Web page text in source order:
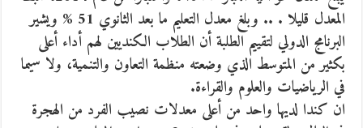
المعدل قليلا . .. وبلغ معدل التعليم ما بعد الثانوي 51 % ويشير
البرنامج الدولي لتقييم الطلبة أن الطلاب الكنديين لهم أداء أعلى
بكثير من المتوسط الذي وضعته منظمة التعاون والتنمية، ولا سيما
في الرياضيات والعلوم والقراءة.
ان كندا لديها واحد من أعلى معدلات نصيب الفرد من الهجرة